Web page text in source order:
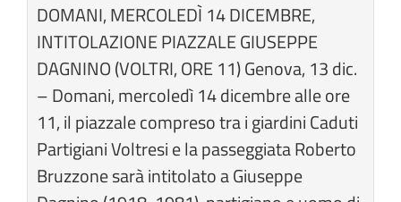
DOMANI, MERCOLEDÌ 14 DICEMBRE,
INTITOLAZIONE PIAZZALE GIUSEPPE
DAGNINO (VOLTRI, ORE 11) Genova, 13 dic.
– Domani, mercoledì 14 dicembre alle ore
11, il piazzale compreso tra i giardini Caduti
Partigiani Voltresi e la passeggiata Roberto
Bruzzone sarà intitolato a Giuseppe